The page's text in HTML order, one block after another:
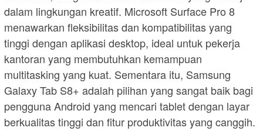
dalam lingkungan kreatif. Microsoft Surface Pro 8
menawarkan fleksibilitas dan kompatibilitas yang
tinggi dengan aplikasi desktop, ideal untuk pekerja
kantoran yang membutuhkan kemampuan
multitasking yang kuat. Sementara itu, Samsung
Galaxy Tab S8+ adalah pilihan yang sangat baik bagi
pengguna Android yang mencari tablet dengan layar
berkualitas tinggi dan fitur produktivitas yang canggih.